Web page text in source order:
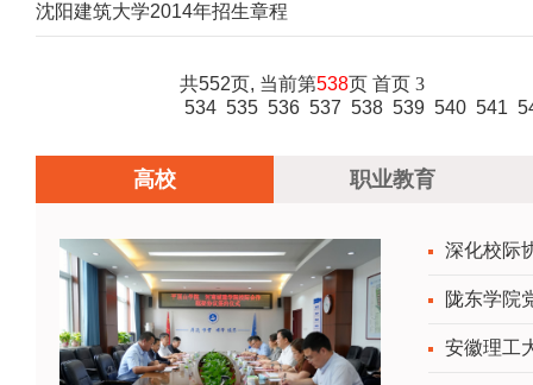
沈阳建筑大学2014年招生章程
共552页, 当前第538页 首页 3
534 535 536 537 538 539 540 541
高校 职业教育
深化校际
陇东学院
安徽理工